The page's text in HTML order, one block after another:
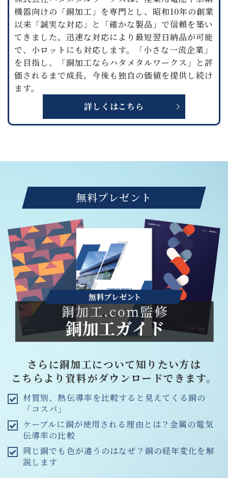
機器向けの「銅加工」を専門とし、昭和10年の創業
以来「誠実な対応」と「確かな製品」で信頼を築い
てきました。迅速な対応により最短翌日納品が可能
で、小ロットにも対応します。「小さな一流企業」
を目指し、「銅加工ならハタメタルワークス」と評
価されるまで成長。今後も独自の価値を提供し続け
ます。
詳しくはこちら
無料プレゼント
さらに銅加工について知りたい方は
こちらより資料がダウンロードできます。
材質別、熱伝導率を比較すると見えてくる銅の
「コスパ」
ケーブルに銅が使用される理由とは？金属の電気
伝導率の比較
同じ銅でも色が違うのはなぜ？銅の経年変化を解
説します